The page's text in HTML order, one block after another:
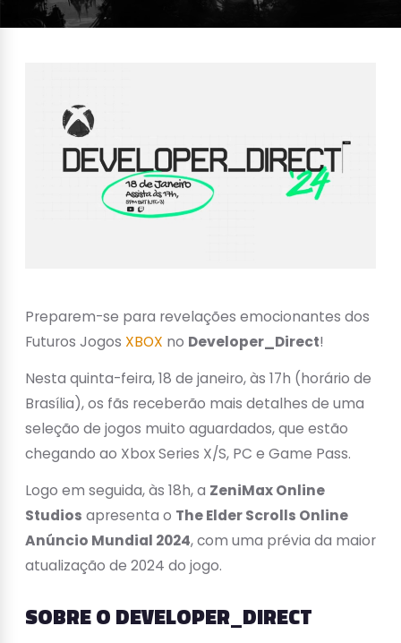
Preparem-se para revelações emocionantes dos
Futuros Jogos XBOX no Developer_Direct!
Nesta quinta-feira, 18 de janeiro, às 17h (horário de
Brasília), os fãs receberão mais detalhes de uma
seleção de jogos muito aguardados, que estão
chegando ao Xbox Series X/S, PC e Game Pass.
Logo em seguida, às 18h, a ZeniMax Online
Studios apresenta o The Elder Scrolls Online
Anúncio Mundial 2024, com uma prévia da maior
atualização de 2024 do jogo.
SOBRE O DEVELOPER_DIRECT